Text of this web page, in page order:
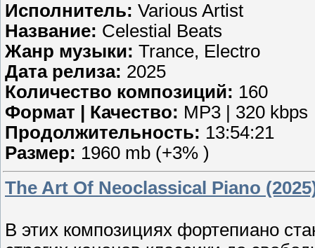
Исполнитель: Various Artist
Название: Celestial Beats
Жанр музыки: Trance, Electro
Дата релиза: 2025
Количество композиций: 160
Формат | Качество: MP3 | 320 kbps
Продолжительность: 13:54:21
Размер: 1960 mb (+3% )
The Art Of Neoclassical Piano
В этих композициях фортепиано